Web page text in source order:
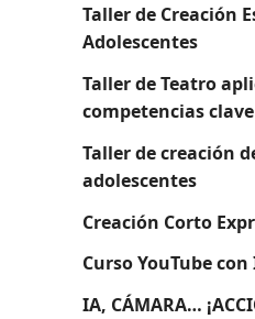
Taller de Creación
Adolescentes
Taller de Teatro
competencias
Taller de creación
adolescentes
Creación Corto
Curso YouTube
IA, CÁMARA…